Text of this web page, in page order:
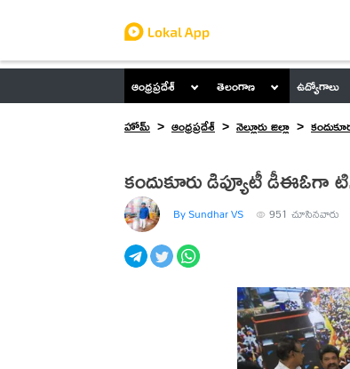
ఆంధ్రప్రదేశ్ తెలంగాణ ఉద్యోగాలు
హోమ్
ఆంధ్రప్రదేశ్ నెల్లూరు జిల్లా
కందుకూరు డిప్యూటీ డీఈఓగా
By Sundhar VS 951 చూసినవారు